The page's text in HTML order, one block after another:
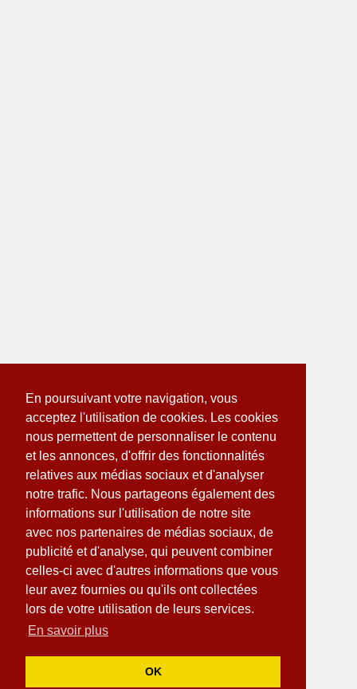
En poursuivant votre navigation, vous
acceptez l'utilisation de cookies. Les cookies
nous permettent de personnaliser le contenu
et les annonces, d'offrir des fonctionnalités
relatives aux médias sociaux et d'analyser
notre trafic. Nous partageons également des
informations sur l'utilisation de notre site
avec nos partenaires de médias sociaux, de
publicité et d'analyse, qui peuvent combiner
celles-ci avec d'autres informations que vous
leur avez fournies ou qu'ils ont collectées
lors de votre utilisation de leurs services.
En savoir plus
OK